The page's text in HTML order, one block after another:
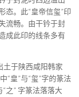
态。此“皇帝信玺”印
流畅。由干钤于封
成此印的线条多有
土于陕西咸阳韩家
“皇”与“玺”字的篆法
之” 字篆法落落大